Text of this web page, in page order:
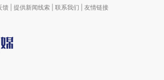
馈 提供新闻线索 联系我们 友情链接